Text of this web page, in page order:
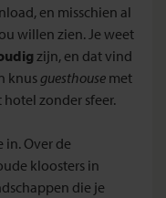
en misschien al
willen zien. Je weet
zijn, en dat vind
knusguesthouse met
zonder sfeer.
in. Over de
kloosters in
die je